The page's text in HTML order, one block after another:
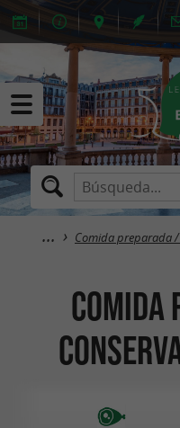
Comida preparada /